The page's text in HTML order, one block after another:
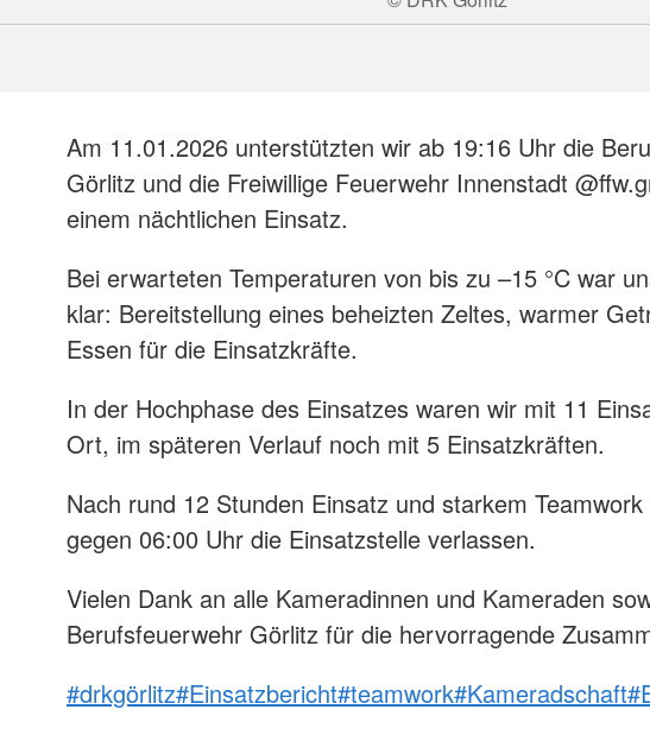
Am 11.01.2026 unterstützten wir ab 19:16 Uhr die
Görlitz und die Freiwillige Feuerwehr Innenstadt
einem nächtlichen Einsatz.
Bei erwarteten Temperaturen von bis zu –15 °C war
klar: Bereitstellung eines beheizten Zeltes, warmer
Essen für die Einsatzkräfte.
In der Hochphase des Einsatzes waren wir mit 11
Ort, im späteren Verlauf noch mit 5 Einsatzkräften.
Nach rund 12 Stunden Einsatz und starkem
gegen 06:00 Uhr die Einsatzstelle verlassen.
Vielen Dank an alle Kameradinnen und Kameraden
Berufsfeuerwehr Görlitz für die hervorragende
#drkgörlitz#Einsatzbericht#teamwork#Kameradschaft